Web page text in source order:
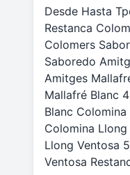
Desde Hasta
Restanca
Colomers
Saboredo
Amitges
Mallafré Blanc
Blanc
Colomina
Llong Ventosa
Ventosa